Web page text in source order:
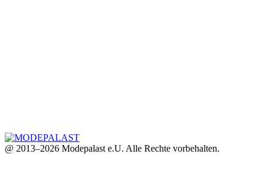
@ 2013–2026 Modepalast e.U. Alle Rechte vorbehalten.